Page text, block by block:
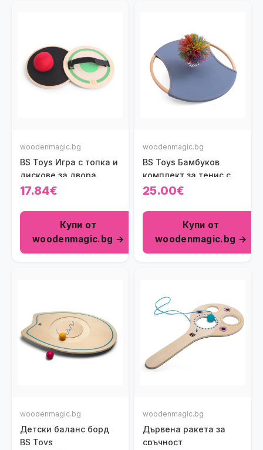
woodenmagic.bg
BS Toys Игра с топка и
дискове за двора
17.84€
Купи от
woodenmagic.bg →
woodenmagic.bg
BS Toys Бамбуков
комплект за тенис с
пулче
25.00€
Купи от
woodenmagic.bg →
woodenmagic.bg
Детски баланс борд
BS Toys
woodenmagic.bg
Дървена ракета за
сръчност